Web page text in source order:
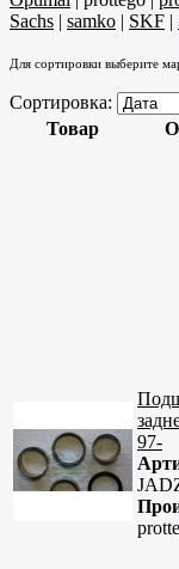
Sachs | samko | SKF |
Для сортировки выберите
Сортировка:
Товар
97-